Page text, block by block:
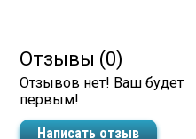
Отзывы (0)
Отзывов нет! Ваш будет
первым!
Написать отзыв